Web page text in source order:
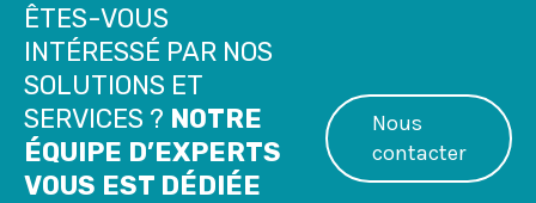
ÊTES-VOUS
INTÉRESSÉ PAR NOS
SOLUTIONS ET
SERVICES ? NOTRE
ÉQUIPE D’EXPERTS
VOUS EST DÉDIÉE
Nous
contacter